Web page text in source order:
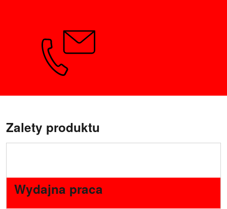
Zalety produktu
Wydajna praca